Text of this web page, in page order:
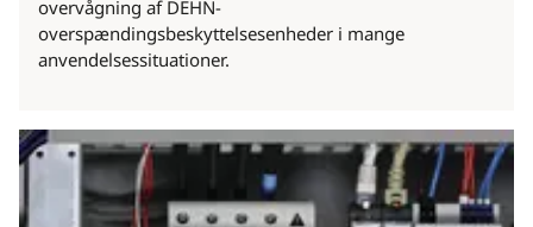
overvågning af DEHN-
overspændingsbeskyttelsesenheder i mange
anvendelsessituationer.